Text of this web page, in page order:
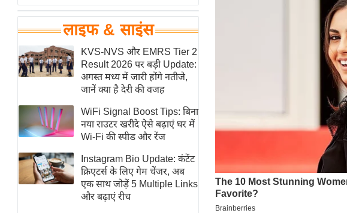
घरेलू नुस्खे
पर्यटन स्थल
फिटनेस मंत्रा
रिलेशनशिप
राजनीति
विश्लेषण
समसामयिक
मातृभूमि
स्तंभ
एम.
लाइफ & साइंस
KVS-NVS और EMRS Tier 2
Result 2026 पर बड़ी Update:
अगस्त मध्य में जारी होंगे नतीजे,
जानें क्या है देरी की वजह
WiFi Signal Boost Tips: बिना
नया राउटर खरीदे ऐसे बढ़ाएं घर में
Wi-Fi की स्पीड और रेंज
Instagram Bio Update: कंटेंट
क्रिएटर्स के लिए गेम चेंजर, अब
एक साथ जोड़ें 5 Multiple Links
और बढ़ाएं रीच